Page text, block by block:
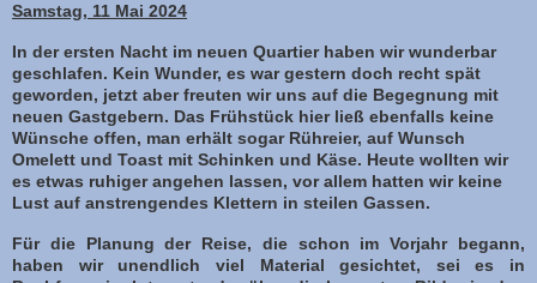
Samstag, 11 Mai 2024
In der ersten Nacht im neuen Quartier haben wir wunderbar
geschlafen. Kein Wunder, es war gestern doch recht spät
geworden, jetzt aber freuten wir uns auf die Begegnung mit
neuen Gastgebern. Das Frühstück hier ließ ebenfalls keine
Wünsche offen, man erhält sogar Rühreier, auf Wunsch
Omelett und Toast mit Schinken und Käse. Heute wollten wir
es etwas ruhiger angehen lassen, vor allem hatten wir keine
Lust auf anstrengendes Klettern in steilen Gassen.
Für die Planung der Reise, die schon im Vorjahr begann,
haben wir unendlich viel Material gesichtet, sei es in